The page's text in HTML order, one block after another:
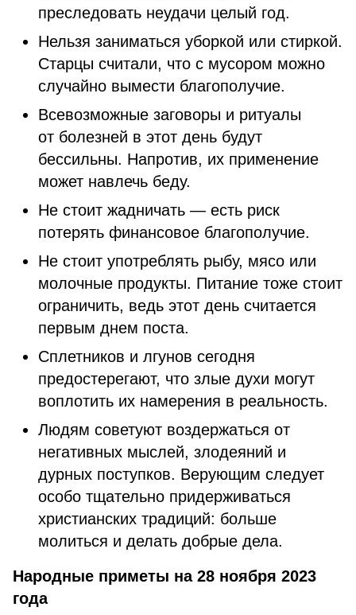
преследовать неудачи целый год.
Нельзя заниматься уборкой или стиркой.
Старцы считали, что с мусором можно
случайно вымести благополучие.
Всевозможные заговоры и ритуалы
от болезней в этот день будут
бессильны. Напротив, их применение
может навлечь беду.
Не стоит жадничать — есть риск
потерять финансовое благополучие.
Не стоит употреблять рыбу, мясо или
молочные продукты. Питание тоже стоит
ограничить, ведь этот день считается
первым днем поста.
Сплетников и лгунов сегодня
предостерегают, что злые духи могут
воплотить их намерения в реальность.
Людям советуют воздержаться от
негативных мыслей, злодеяний и
дурных поступков. Верующим следует
особо тщательно придерживаться
христианских традиций: больше
молиться и делать добрые дела.
Народные приметы на 28 ноября 2023
года